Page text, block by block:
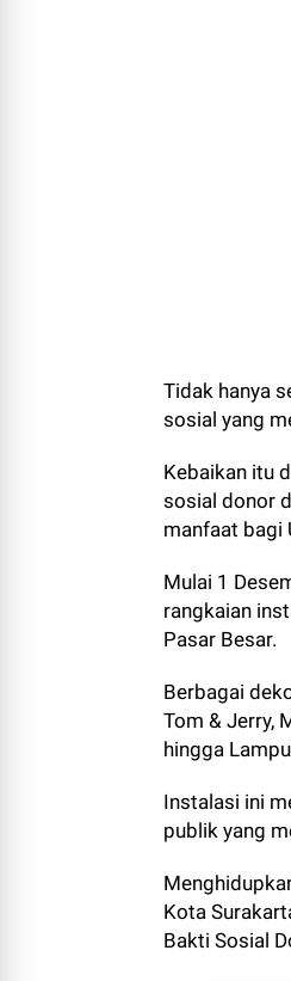
Tidak hanya
sosial yang
Kebaikan itu
sosial donor
manfaat bagi
Mulai 1
rangkaian
Pasar Besar.
Berbagai
Tom & Jerry,
hingga
Instalasi ini
publik yang
Kota
Bakti Sosial